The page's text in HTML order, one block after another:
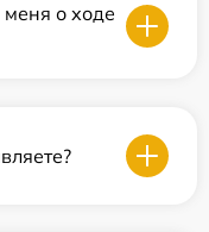
о ходе